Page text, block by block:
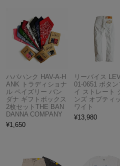
ハバハンク HAV-A-H
ANK トラディショナ
ル ペイズリー バン
ダナ ギフトボックス
2枚セットTHE BAN
DANNA COMPANY
¥1,650
リーバイス
01-0651 ボタン
イ ストレート
ンズ オプティ
ワイト
¥13,980